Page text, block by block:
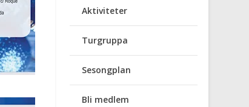
Aktiviteter
Turgruppa
Sesongplan
Bli medlem